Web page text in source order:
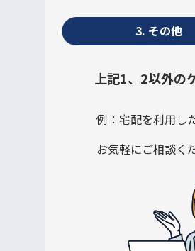
3. その他
上記1、2以外の
例：宅配を利用し
お気軽にご相談く